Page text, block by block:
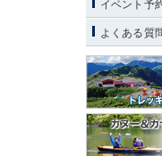
イベント予
よくある質